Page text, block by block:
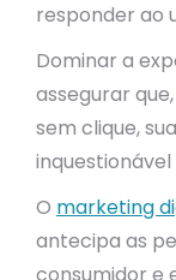
responder ao
Dominar a
assegurar
sem clique,
inquestionável
O marketing
antecipa as